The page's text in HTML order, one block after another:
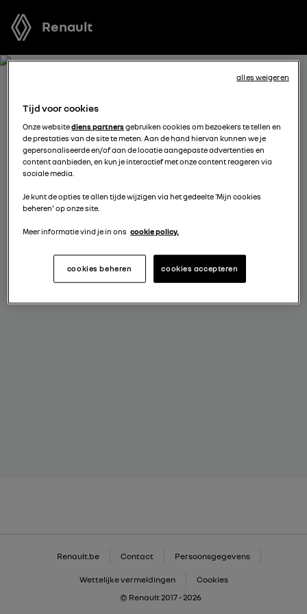
Renault
ONTVANG GRATIS JOUW
OFFERTE VOOR GRAND
KANGOO
offerte voor te stellen, met financieringsmogelijkheden
je aankoopplannen.
vul je gegevens aan
Renault.be Contact Persoonsgegevens
Wettelijke vermeldingen
Cookies
© Renault 2017 - 2026
Tijd voor cookies
Onze websitediens partnersgebruiken cookies om bezoekers te tellen en
de prestaties van de site te meten. Aan de hand hiervan kunnen we je
gepersonaliseerde en/of aan de locatie aangepaste advertenties en
content aanbieden, en kun je interactief met onze content reageren via
sociale media.
Je kunt de opties te allen tijde wijzigen via het gedeelte 'Mijn cookies
beheren' op onze site.
Meer informatie vind je in ons cookie policy.
cookies accepteren
cookies beheren
alles weigeren